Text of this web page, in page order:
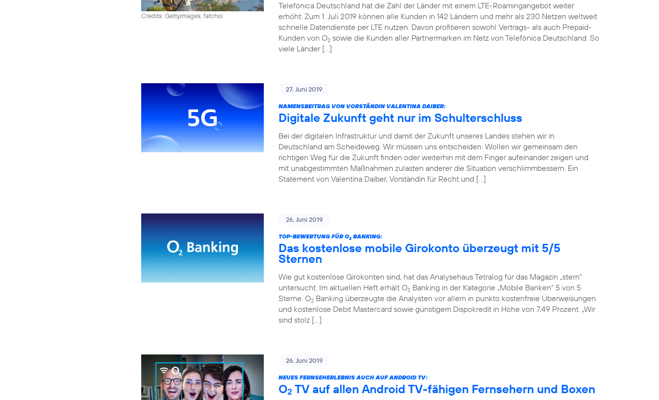
Credits: Gettyimages, fatchoi
Telefónica Deutschland hat die Zahl der Länder mit einem LTE-Roamingangebot weiter
erhöht: Zum 1. Juli 2019 können alle Kunden in 142 Ländern und mehr als 230 Netzen weltweit
schnelle Datendienste per LTE nutzen. Davon profitieren sowohl Vertrags- als auch Prepaid-
Kunden von O2 sowie die Kunden aller Partnermarken im Netz von Telefónica Deutschland. So
viele Länder […]
27. Juni 2019
NAMENSBEITRAG VON VORSTÄNDIN VALENTINA DAIBER:
Digitale Zukunft geht nur im Schulterschluss
Bei der digitalen Infrastruktur und damit der Zukunft unseres Landes stehen wir in
Deutschland am Scheideweg. Wir müssen uns entscheiden: Wollen wir gemeinsam den
richtigen Weg für die Zukunft finden oder weiterhin mit dem Finger aufeinander zeigen und
mit unabgestimmten Maßnahmen zulasten anderer die Situation verschlimmbessern. Ein
Statement von Valentina Daiber, Vorständin für Recht und […]
26. Juni 2019
TOP-BEWERTUNG FÜR O2 BANKING:
Das kostenlose mobile Girokonto überzeugt mit 5/5
Sternen
Wie gut kostenlose Girokonten sind, hat das Analysehaus Tetralog für das Magazin „stern“
untersucht. Im aktuellen Heft erhält O2 Banking in der Kategorie „Mobile Banken“ 5 von 5
Sterne. O2 Banking überzeugte die Analysten vor allem in punkto kostenfreie Überweisungen
und kostenlose Debit Mastercard sowie günstigem Dispokredit in Höhe von 7,49 Prozent. „Wir
sind stolz […]
26. Juni 2019
NEUES FERNSEHERLEBNIS AUCH AUF ANDROID TV:
O2 TV auf allen Android TV-fähigen Fernsehern und Boxen